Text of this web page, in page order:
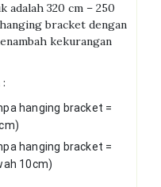
adalah 320 cm – 250
bracket dengan
kekurangan
hanging bracket =
hanging bracket =
10cm)